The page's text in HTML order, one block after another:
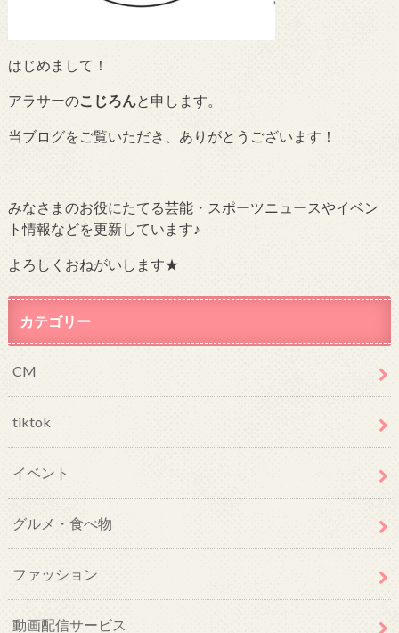
はじめまして！
アラサーのこじろんと申します。
当ブログをご覧いただき、ありがとうございます！
みなさまのお役にたてる芸能・スポーツニュースやイベン
ト情報などを更新しています♪
よろしくおねがいします★
カテゴリー
CM
tiktok
イベント
グルメ・食べ物
ファッション
動画配信サービス